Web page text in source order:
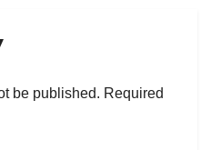
be published. Required